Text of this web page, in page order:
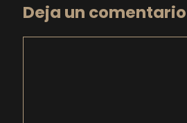
Deja un comentario